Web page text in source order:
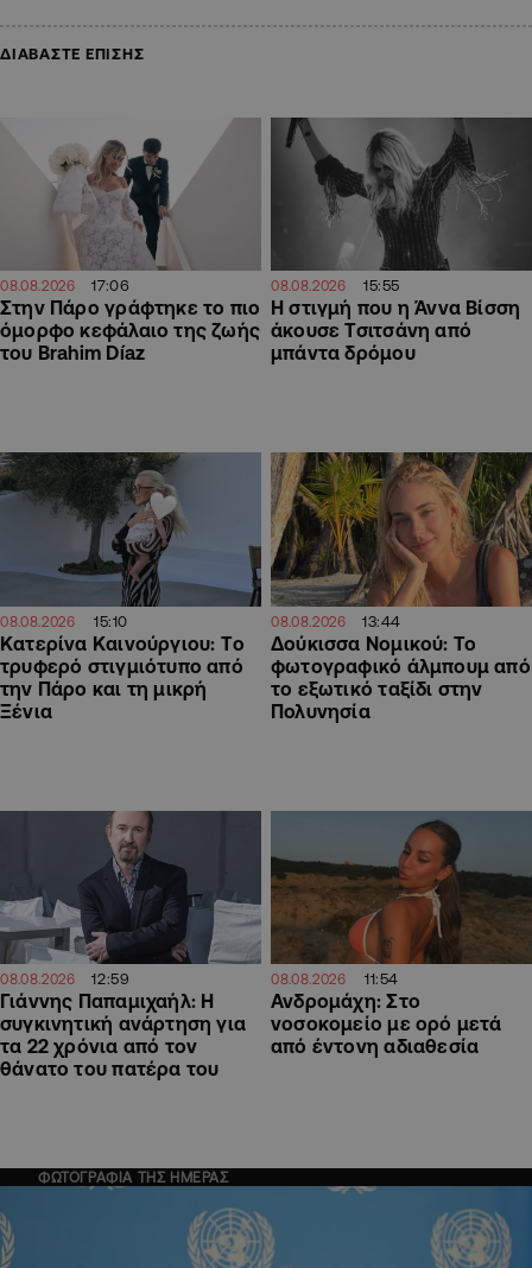
ΔΙΑΒΑΣΤΕ ΕΠΙΣΗΣ
08.08.2026 17:06
Στην Πάρο γράφτηκε το πιο
όμορφο κεφάλαιο της ζωής
του Brahim Díaz
08.08.2026 15:55
H στιγμή που η Άννα Βίσση
άκουσε Τσιτσάνη από
μπάντα δρόμου
08.08.2026 15:10
Κατερίνα Καινούργιου: Tο
τρυφερό στιγμιότυπο από
την Πάρο και τη μικρή
Ξένια
08.08.2026 13:44
Δούκισσα Νομικού: Το
φωτογραφικό άλμπουμ από
το εξωτικό ταξίδι στην
Πολυνησία
08.08.2026 12:59
Γιάννης Παπαμιχαήλ: Η
συγκινητική ανάρτηση για
τα 22 χρόνια από τον
θάνατο του πατέρα του
08.08.2026 11:54
Ανδρομάχη: Στο
νοσοκομείο με ορό μετά
από έντονη αδιαθεσία
ΦΩΤΟΓΡΑΦΙΑ ΤΗΣ ΗΜΕΡΑΣ